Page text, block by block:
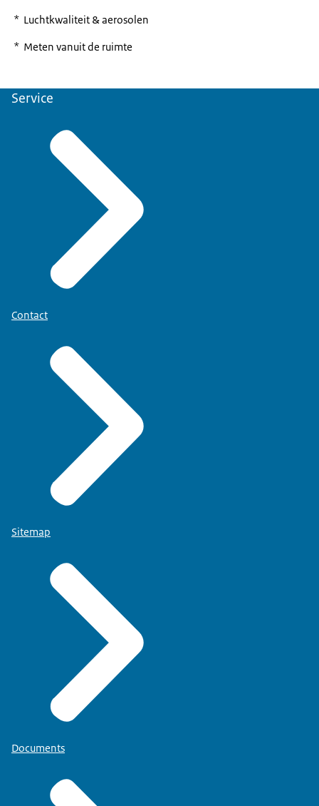
* Luchtkwaliteit & aerosolen
* Meten vanuit de ruimte
Service
Contact
Sitemap
Documents